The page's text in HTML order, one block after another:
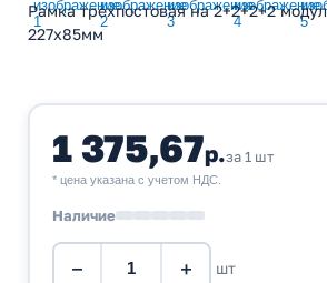
Рамка трехпостовая на 2+2+2+2
227х85мм
1 375,67р.за 1 шт
* цена указана с учетом НДС.
Наличие
− + шт